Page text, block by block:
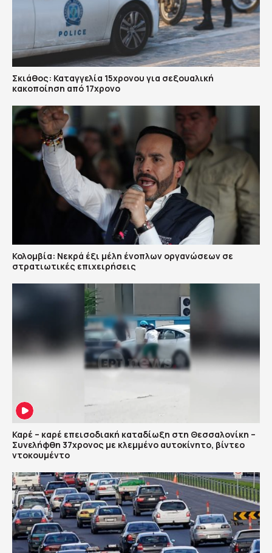
Σκιάθος: Καταγγελία 15χρονου για σεξουαλική
κακοποίηση από 17χρονο
Κολομβία: Νεκρά έξι μέλη ένοπλων οργανώσεων σε
στρατιωτικές επιχειρήσεις
Καρέ – καρέ επεισοδιακή καταδίωξη στη Θεσσαλονίκη –
Συνελήφθη 37χρονος με κλεμμένο αυτοκίνητο, βίντεο
ντοκουμέντο